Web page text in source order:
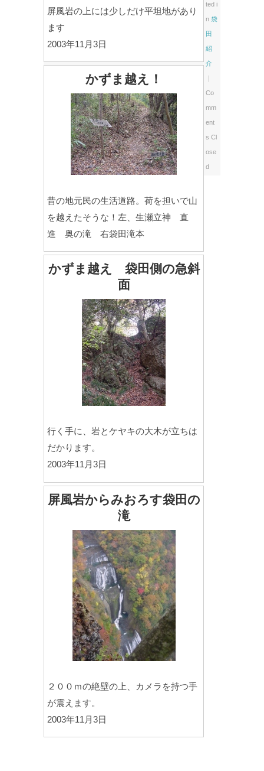
屏風岩の上には少しだけ平坦地があり
ます
2003年11月3日
かずま越え！
昔の地元民の生活道路。荷を担いで山
を越えたそうな！左、生瀬立神 直
進 奥の滝 右袋田滝本
かずま越え 袋田側の急斜
面
行く手に、岩とケヤキの大木が立ちは
だかります。
2003年11月3日
屏風岩からみおろす袋田の
滝
２００ｍの絶壁の上、カメラを持つ手
が震えます。
2003年11月3日
ted i
n 袋
田
紹
介
Co
mm
ent
s Cl
ose
d